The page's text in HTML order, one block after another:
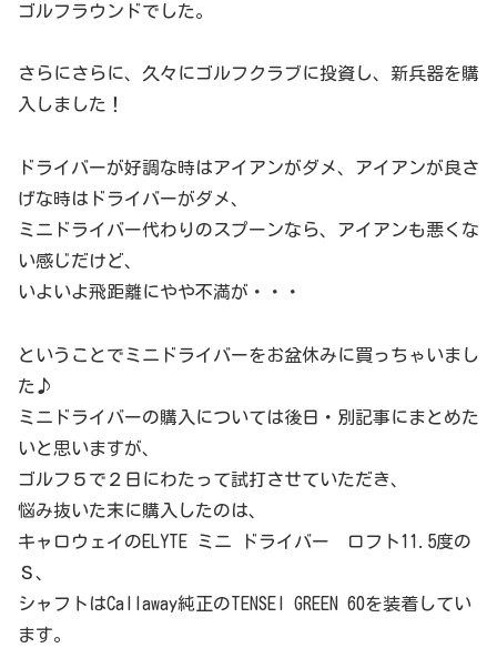
ゴルフラウンドでした。
さらにさらに、久々にゴルフクラブに投資し、新兵器を購
入しました！
ドライバーが好調な時はアイアンがダメ、アイアンが良さ
げな時はドライバーがダメ、
ミニドライバー代わりのスプーンなら、アイアンも悪くな
い感じだけど、
いよいよ飛距離にやや不満が・・・
ということでミニドライバーをお盆休みに買っちゃいまし
た♪
ミニドライバーの購入については後日・別記事にまとめた
いと思いますが、
ゴルフ５で２日にわたって試打させていただき、
悩み抜いた末に購入したのは、
キャロウェイのELYTE ミニ ドライバー ロフト11.5度の
Ｓ、
シャフトはCallaway純正のTENSEI GREEN 60を装着してい
ます。